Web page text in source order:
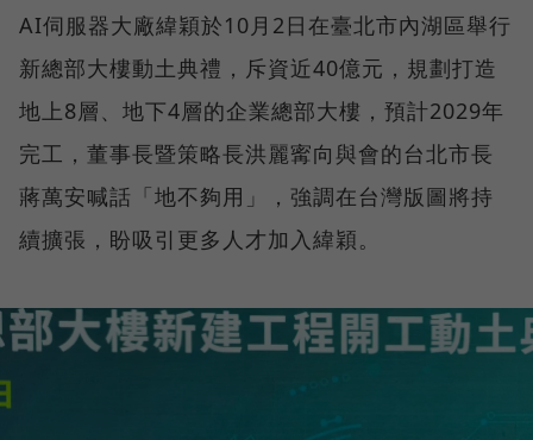
AI伺服器大廠緯穎於10月2日在臺北市內湖區舉行
新總部大樓動土典禮，斥資近40億元，規劃打造
地上8層、地下4層的企業總部大樓，預計2029年
完工，董事長暨策略長洪麗寗向與會的台北市長
蔣萬安喊話「地不夠用」，強調在台灣版圖將持
續擴張，盼吸引更多人才加入緯穎。